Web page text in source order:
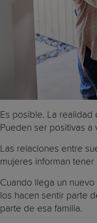
Es posible. La
Pueden ser positivas a
Las relaciones entre
mujeres informan
Cuando llega un
los hacen sentir parte
parte de esa familia.